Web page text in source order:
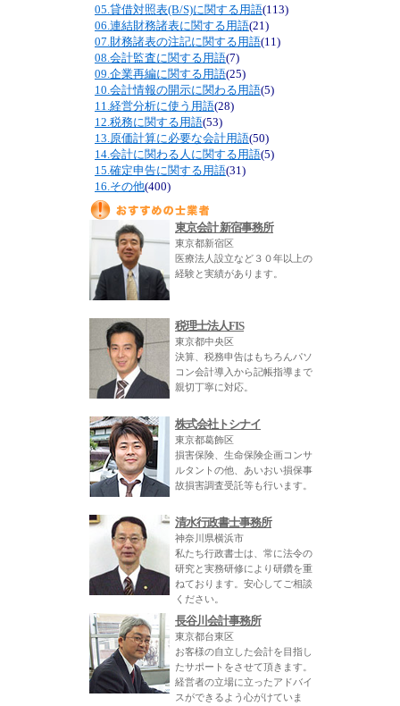
05.貸借対照表(B/S)に関する用語(113)
06.連結財務諸表に関する用語(21)
07.財務諸表の注記に関する用語(11)
08.会計監査に関する用語(7)
09.企業再編に関する用語(25)
10.会計情報の開示に関わる用語(5)
11.経営分析に使う用語(28)
12.税務に関する用語(53)
13.原価計算に必要な会計用語(50)
14.会計に関わる人に関する用語(5)
15.確定申告に関する用語(31)
16.その他(400)
東京会計 新宿事務所
東京都新宿区
医療法人設立など３０年以上の
経験と実績があります。
税理士法人FIS
東京都中央区
決算、税務申告はもちろんパソ
コン会計導入から記帳指導まで
親切丁寧に対応。
株式会社トシナイ
東京都葛飾区
損害保険、生命保険企画コンサ
ルタントの他、あいおい損保事
故損害調査受託等も行います。
清水行政書士事務所
神奈川県横浜市
私たち行政書士は、常に法令の
研究と実務研修により研鑽を重
ねております。安心してご相談
ください。
長谷川会計事務所
東京都台東区
お客様の自立した会計を目指し
たサポートをさせて頂きます。
経営者の立場に立ったアドバイ
スができるよう心がけていま